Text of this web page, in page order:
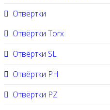
Отвёртки
Отвёртки Torx
Отвёртки SL
Отвёртки PH
Отвёртки PZ